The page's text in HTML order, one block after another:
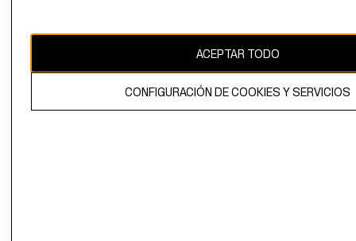
Uruguay ($U)
ACEPTAR TODO
CONFIGURACIÓN DE COOKIES Y SERVICIOS